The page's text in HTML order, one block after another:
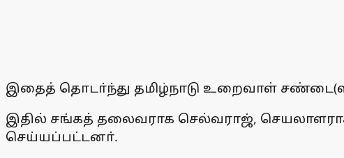
இதைத் தொடா்ந்து தமிழ்நாடு உறைவாள்
இதில் சங்கத் தலைவராக செல்வராஜ்,
செய்யப்பட்டனா்.